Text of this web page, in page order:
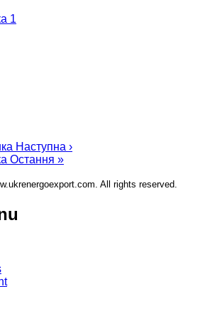
1
Наступна ›
Остання »
All rights reserved.